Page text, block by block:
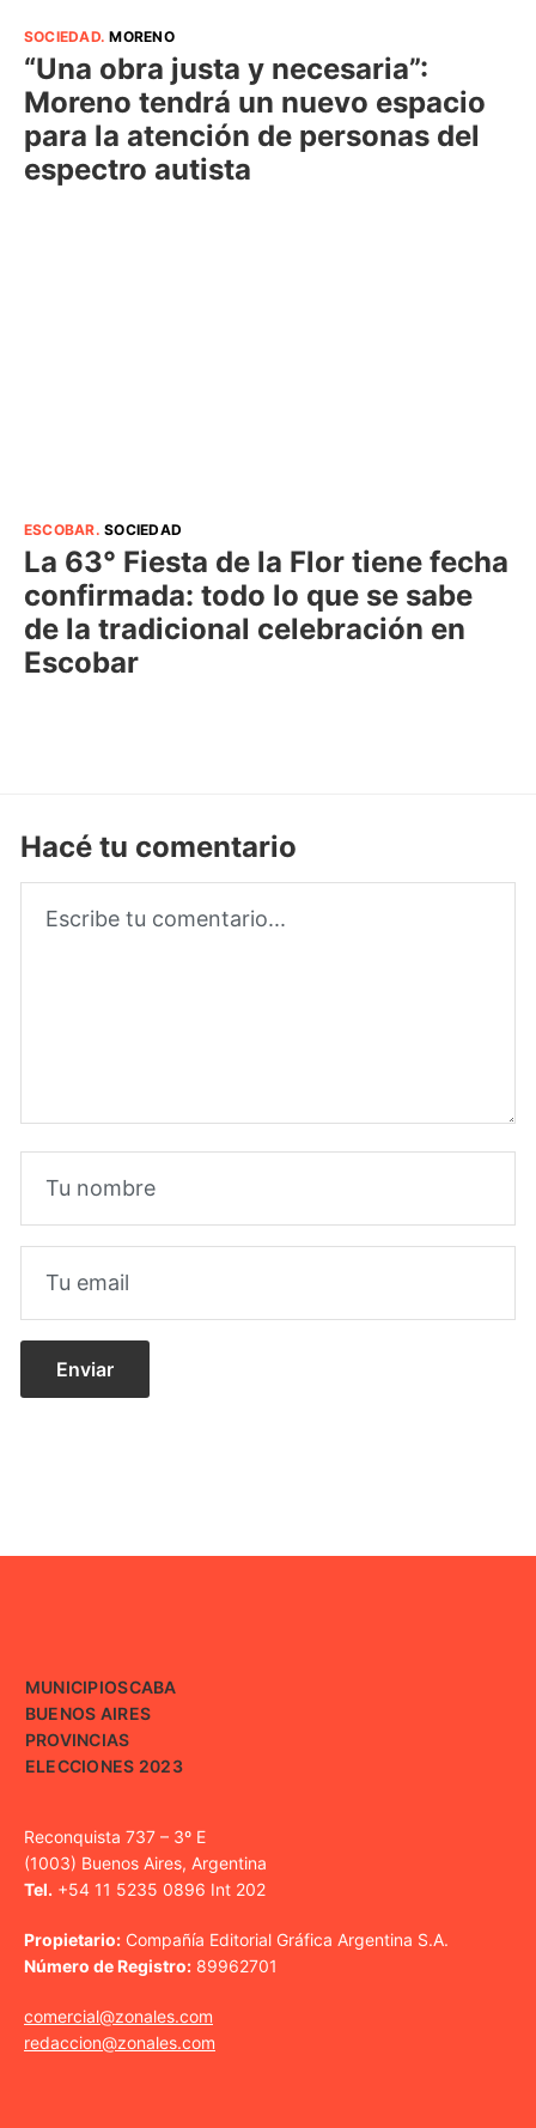
SOCIEDAD.MORENO
“Una obra justa y necesaria”:
Moreno tendrá un nuevo espacio
para la atención de personas del
espectro autista
ESCOBAR.SOCIEDAD
La 63° Fiesta de la Flor tiene fecha
confirmada: todo lo que se sabe
de la tradicional celebración en
Escobar
Hacé tu comentario
MUNICIPIOSCABA
BUENOS AIRES
PROVINCIAS
ELECCIONES 2023
Reconquista 737 – 3º E
(1003) Buenos Aires, Argentina
Tel. +54 11 5235 0896 Int 202
Propietario: Compañía Editorial Gráfica Argentina S.A.
Número de Registro: 89962701
comercial@zonales.com
redaccion@zonales.com